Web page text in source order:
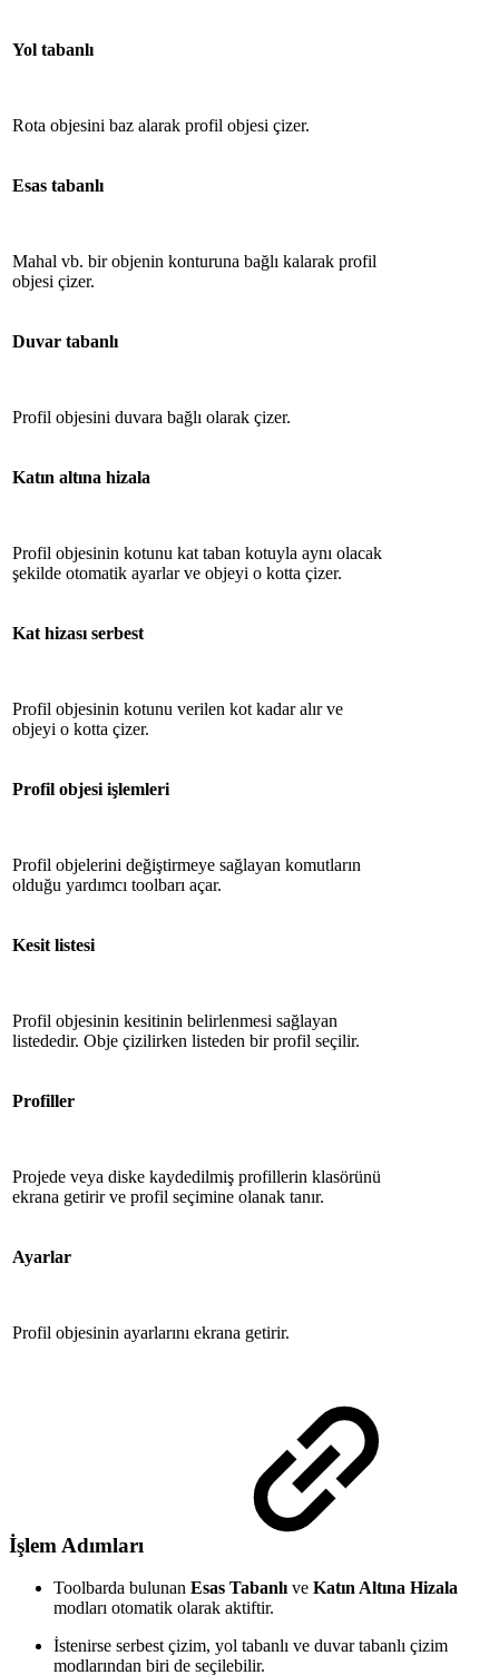
Yol tabanlı
Rota objesini baz alarak profil objesi çizer.
Esas tabanlı
Mahal vb. bir objenin konturuna bağlı kalarak profil
objesi çizer.
Duvar tabanlı
Profil objesini duvara bağlı olarak çizer.
Katın altına hizala
Profil objesinin kotunu kat taban kotuyla aynı olacak
şekilde otomatik ayarlar ve objeyi o kotta çizer.
Kat hizası serbest
Profil objesinin kotunu verilen kot kadar alır ve
objeyi o kotta çizer.
Profil objesi işlemleri
Profil objelerini değiştirmeye sağlayan komutların
olduğu yardımcı toolbarı açar.
Kesit listesi
Profil objesinin kesitinin belirlenmesi sağlayan
listededir. Obje çizilirken listeden bir profil seçilir.
Profiller
Projede veya diske kaydedilmiş profillerin klasörünü
ekrana getirir ve profil seçimine olanak tanır.
Ayarlar
Profil objesinin ayarlarını ekrana getirir.
İşlem Adımları
Toolbarda bulunan Esas Tabanlıve Katın Altına Hizala
modları otomatik olarak aktiftir.
İstenirse serbest çizim, yol tabanlı ve duvar tabanlı çizim
modlarından biri de seçilebilir.